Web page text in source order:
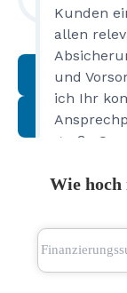
Kunden
allen
und
ich Ihr
große
Wie